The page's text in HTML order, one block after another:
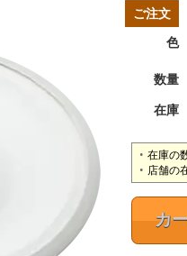
ご注文
色
数量
在庫
在庫の
店舗の
カ